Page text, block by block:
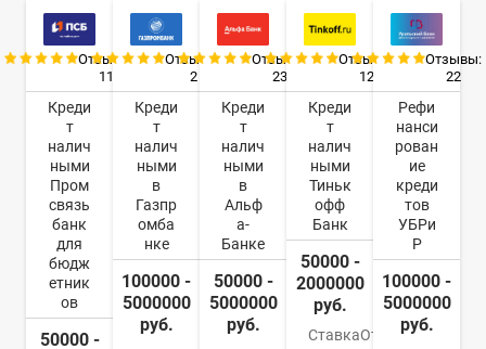
Отзывы:
11
Креди
т
налич
ными
Пром
связь
банк
для
бюдж
етник
ов
50000 -
Отзывы:
2
Креди
т
налич
ными
в
Газпр
омба
нке
100000 -
5000000
руб.
Отзывы:
23
Креди
т
налич
ными
в
Альф
а-
Банке
50000 -
5000000
руб.
Отзывы:
12
Креди
т
налич
ными
Тиньк
офф
Банк
50000 -
2000000
руб.
СтавкаОт
Отзывы:
22
Рефи
нанси
рован
ие
креди
тов
УБРи
Р
100000 -
5000000
руб.